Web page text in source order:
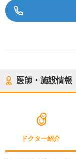
医師・施設情報
ドクター紹介